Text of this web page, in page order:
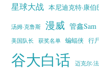
星球大战 本尼迪克特·康伯
汤姆·克鲁斯 漫威 管鑫Sam
美国队长
获奖名单 蝙蝠侠 行
谷大白话 迈克尔·